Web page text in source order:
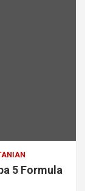
5 Formula